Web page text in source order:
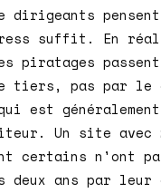
dirigeants
suffit. En
piratages
tiers, pas par le
est
Un site avec
certains n'ont
deux ans par leur